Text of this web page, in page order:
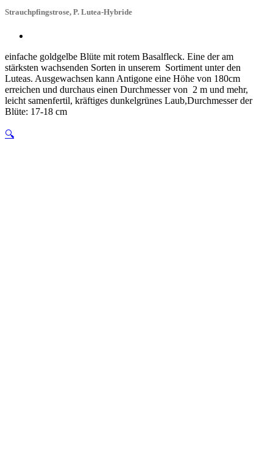
Strauchpfingstrose, P. Lutea-Hybride
einfache goldgelbe Blüte mit rotem Basalfleck. Eine der am
stärksten wachsenden Sorten in unserem Sortiment unter den
Luteas. Ausgewachsen kann Antigone eine Höhe von 180cm
erreichen und durchaus einen Durchmesser von 2 m und mehr,
leicht samenfertil, kräftiges dunkelgrünes Laub,Durchmesser der
Blüte: 17-18 cm
🔍